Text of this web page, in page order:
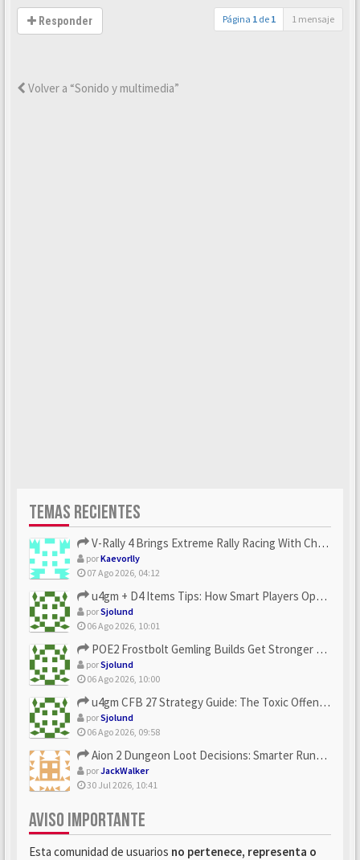
Responder Página 1 de 1 1 mensaje
Volver a “Sonido y multimedia”
TEMAS RECIENTES
V-Rally 4 Brings Extreme Rally Racing With Challenging Track...
porKaevorlly
07 Ago 2026, 04:12
u4gm + D4 Items Tips: How Smart Players Optimize Gear, Build...
porSjolund
06 Ago 2026, 10:01
POE2 Frostbolt Gemling Builds Get Stronger With u4gm’s Ice C...
porSjolund
06 Ago 2026, 10:00
u4gm CFB 27 Strategy Guide: The Toxic Offensive Scheme Your ...
porSjolund
06 Ago 2026, 09:58
Aion 2 Dungeon Loot Decisions: Smarter Runs With U4N
porJackWalker
30 Jul 2026, 10:41
AVISO IMPORTANTE
Esta comunidad de usuarios no pertenece, representa o